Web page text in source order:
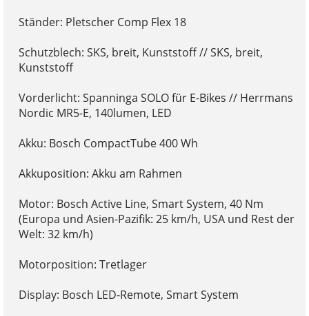
Ständer: Pletscher Comp Flex 18
Schutzblech: SKS, breit, Kunststoff // SKS, breit,
Kunststoff
Vorderlicht: Spanninga SOLO für E-Bikes // Herrmans
Nordic MR5-E, 140lumen, LED
Akku: Bosch CompactTube 400 Wh
Akkuposition: Akku am Rahmen
Motor: Bosch Active Line, Smart System, 40 Nm
(Europa und Asien-Pazifik: 25 km/h, USA und Rest der
Welt: 32 km/h)
Motorposition: Tretlager
Display: Bosch LED-Remote, Smart System